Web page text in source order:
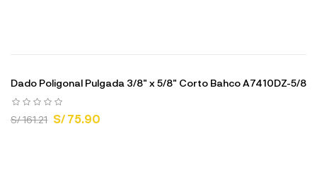
Dado Poligonal Pulgada 3/8" x 5/8" Corto Bahco A7410DZ-5/8
S/ 161.21 S/ 75.90